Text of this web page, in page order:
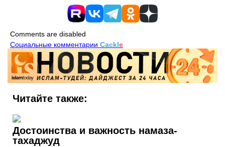
Comments are disabled
Социальные комментарии Cackle
Читайте также:
Достоинства и важность намаза-
тахаджуд